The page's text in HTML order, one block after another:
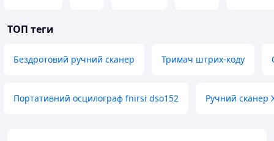
ТОП теги
Бездротовий ручний сканер Тримач штрих-коду
Портативний осцилограф fnirsi dso152 Ручний сканер